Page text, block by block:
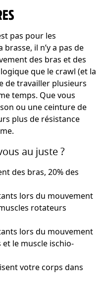
pas pour les
il n’y a pas de
des bras et des
que le crawl (et la
de travailler plusieurs
temps. Que vous
ou une ceinture de
plus de résistance
au juste ?
des bras, 20% des
lors du mouvement
rotateurs
lors du mouvement
le muscle ischio-
votre corps dans